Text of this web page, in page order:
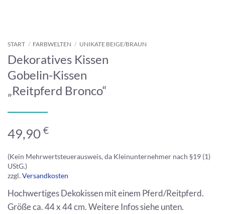
START / FARBWELTEN / UNIKATE BEIGE/BRAUN
Dekoratives Kissen
Gobelin-Kissen
„Reitpferd Bronco“
49,90 €
(Kein Mehrwertsteuerausweis, da Kleinunternehmer nach §19 (1)
UStG.)
zzgl.Versandkosten
Hochwertiges Dekokissen mit einem Pferd/Reitpferd.
Größe ca. 44 x 44 cm. Weitere Infos siehe unten.